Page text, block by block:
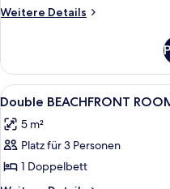
Weitere Details
Weitere
Alle
Fotos
für
Double
BEACHFRONT
1
Double BEACHFRONT
5 m²
Platz für 3 Personen
1 Doppelbett